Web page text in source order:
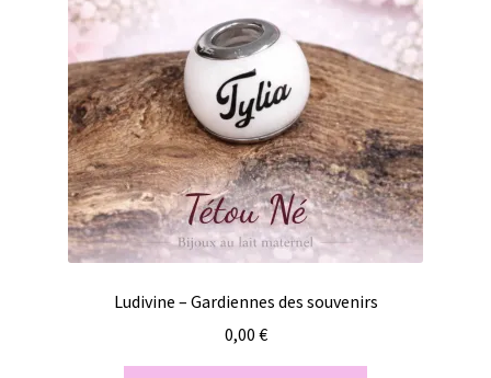
Ludivine – Gardiennes des souvenirs
0,00 €